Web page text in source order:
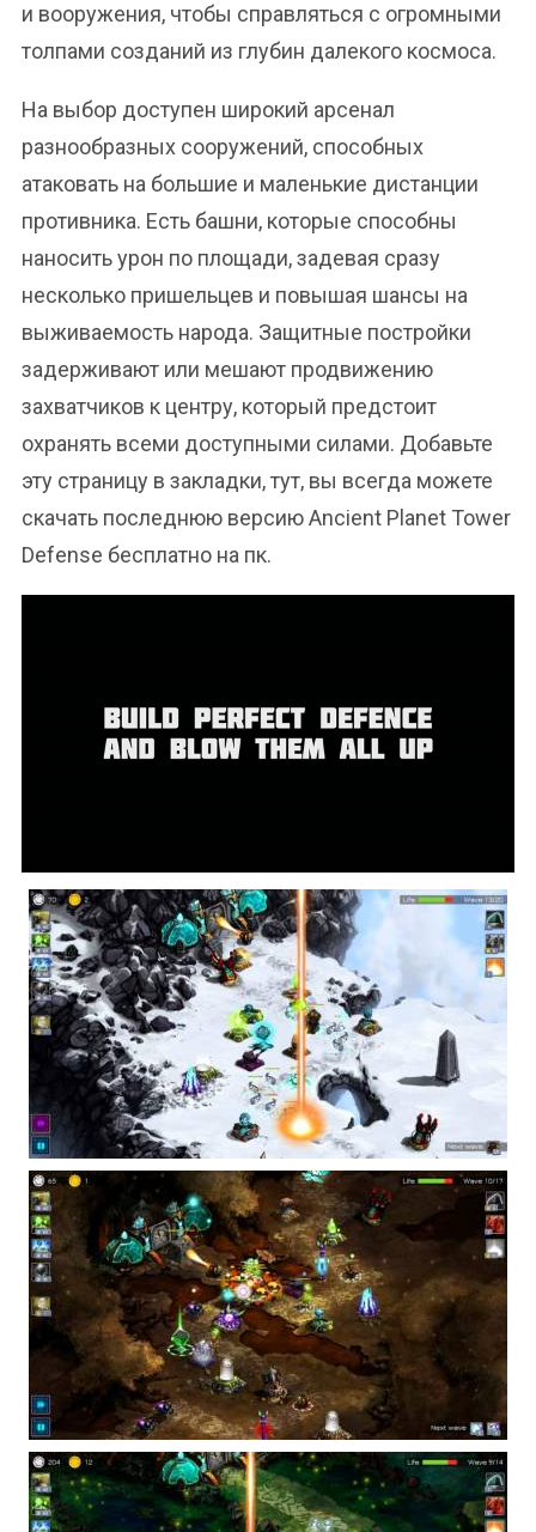
и вооружения, чтобы справляться с огромными
толпами созданий из глубин далекого космоса.
На выбор доступен широкий арсенал
разнообразных сооружений, способных
атаковать на большие и маленькие дистанции
противника. Есть башни, которые способны
наносить урон по площади, задевая сразу
несколько пришельцев и повышая шансы на
выживаемость народа. Защитные постройки
задерживают или мешают продвижению
захватчиков к центру, который предстоит
охранять всеми доступными силами. Добавьте
эту страницу в закладки, тут, вы всегда можете
скачать последнюю версию Ancient Planet Tower
Defense бесплатно на пк.